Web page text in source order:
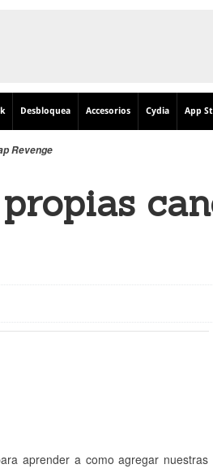
Desbloquea Accesorios Cydia App
Revenge
aprender a como agregar